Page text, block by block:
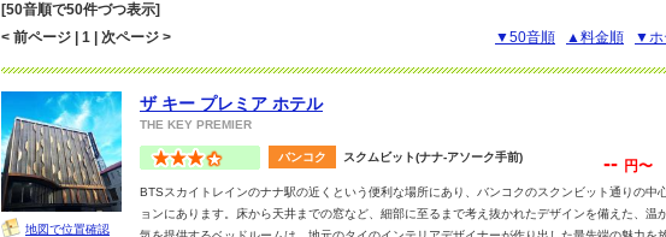
[50音順で50件づつ表示]
< 前ページ | 1 | 次ページ >
▼50音順 ▲料金順 ▼ホ
地図で位置確認
ザ キー プレミア ホテル
THE KEY PREMIER
BTSスカイトレインのナナ駅の近くという便利な場所にあり、バンコクのスクンビット通りの中
ョンにあります。床から天井までの窓など、細部に至るまで考え抜かれたデザインを備えた、温
バンコク スクムビット(ナナ-アソーク手前) -- 円〜